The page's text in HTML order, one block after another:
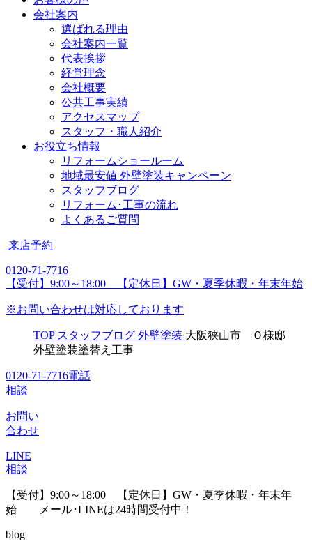
会社案内
選ばれる理由
会社案内一覧
代表挨拶
経営理念
会社概要
公共工事実績
アクセスマップ
スタッフ・職人紹介
お役立ち情報
リフォームショールーム
地域最安値 外壁塗装キャンペーン
スタッフブログ
リフォーム･工事の流れ
よくあるご質問
来店予約
0120-71-7716
【受付】9:00～18:00 【定休日】GW・夏季休暇・年末年始
※お問い合わせは対応しております
TOP スタッフブログ 外壁塗装 大阪狭山市 Ｏ様邸
外壁塗装塗替え工事
0120-71-7716電話
相談
お問い
合わせ
LINE
相談
【受付】9:00～18:00 【定休日】GW・夏季休暇・年末年
始 メール･LINEは24時間受付中！
blog